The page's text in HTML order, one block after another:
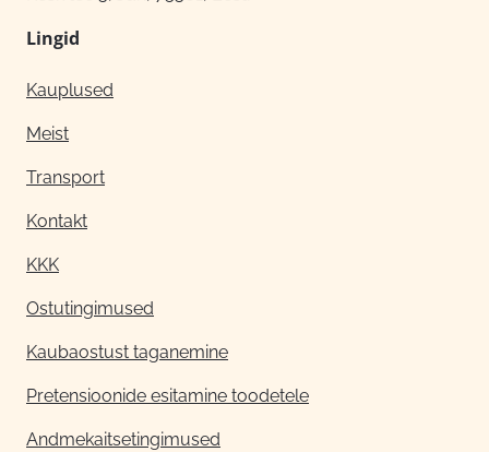
Lingid
Kauplused
Meist
Transport
Kontakt
KKK
Ostutingimused
Kaubaostust taganemine
Pretensioonide esitamine toodetele
Andmekaitsetingimused